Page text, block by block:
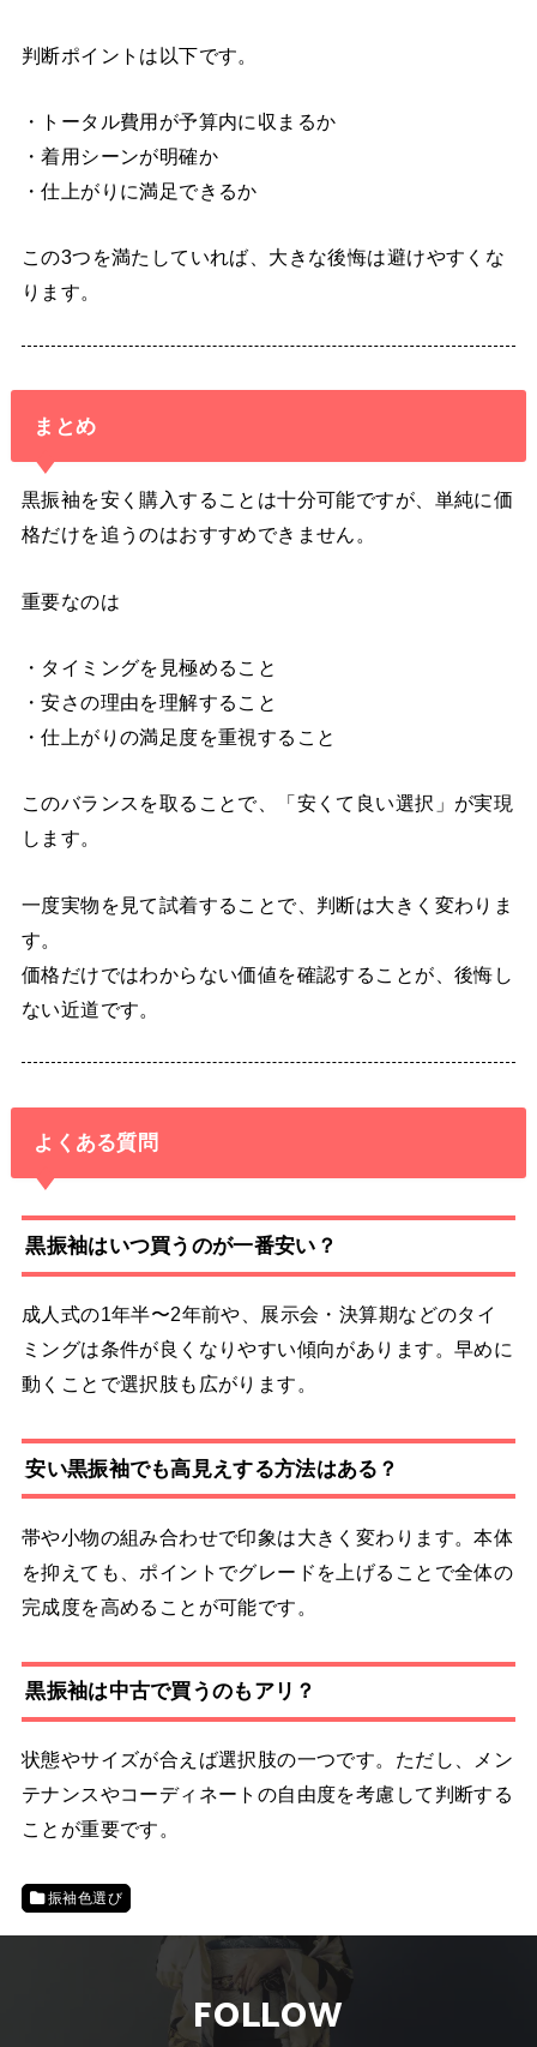
判断ポイントは以下です。
・トータル費用が予算内に収まるか
・着用シーンが明確か
・仕上がりに満足できるか
この3つを満たしていれば、大きな後悔は避けやすくな
ります。
まとめ
黒振袖を安く購入することは十分可能ですが、単純に価
格だけを追うのはおすすめできません。
重要なのは
・タイミングを見極めること
・安さの理由を理解すること
・仕上がりの満足度を重視すること
このバランスを取ることで、「安くて良い選択」が実現
します。
一度実物を見て試着することで、判断は大きく変わりま
す。
価格だけではわからない価値を確認することが、後悔し
ない近道です。
よくある質問
黒振袖はいつ買うのが一番安い？
成人式の1年半〜2年前や、展示会・決算期などのタイ
ミングは条件が良くなりやすい傾向があります。早めに
動くことで選択肢も広がります。
安い黒振袖でも高見えする方法はある？
帯や小物の組み合わせで印象は大きく変わります。本体
を抑えても、ポイントでグレードを上げることで全体の
完成度を高めることが可能です。
黒振袖は中古で買うのもアリ？
状態やサイズが合えば選択肢の一つです。ただし、メン
テナンスやコーディネートの自由度を考慮して判断する
ことが重要です。
振袖色選び
FOLLOW